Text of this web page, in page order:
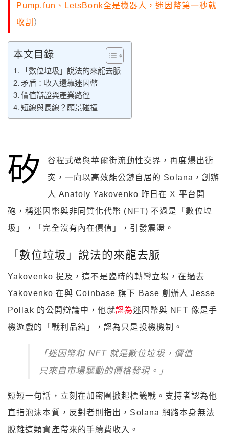
Pump.fun、LetsBonk全是機器人，迷因幣第一秒就
收割 ）
本文目錄
「數位垃圾」說法的來龍去脈
矛盾：收入還靠迷因幣
價值辯證與產業路徑
短線與長線？願景碰撞
矽
谷程式碼與華爾街流動性交界，再度爆出衝
突，一向以高效能公鏈自居的 Solana，創辦
人 Anatoly Yakovenko 昨日在 X 平台開
砲，稱迷因幣與非同質化代幣 (NFT) 不過是「數位垃
圾」，「完全沒有內在價值」，引發震盪。
「數位垃圾」說法的來龍去脈
Yakovenko 提及，這不是臨時的轉彎立場，在過去
Yakovenko 在與 Coinbase 旗下 Base 創辦人 Jesse
Pollak 的公開辯論中，他就認為迷因幣與 NFT 像是手
機遊戲的「戰利品箱」，認為只是投機機制。
「迷因幣和 NFT 就是數位垃圾，價值
只來自市場驅動的價格發現。」
短短一句話，立刻在加密圈掀起標籤戰。支持者認為他
直指泡沫本質，反對者則指出，Solana 網路本身無法
脫離這類資產帶來的手續費收入。